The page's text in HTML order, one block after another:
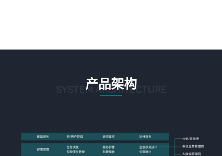
产品架构
SYSTEM ARCHITECTURE